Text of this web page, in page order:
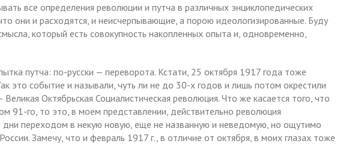
все определения революции и путча в различных энциклопедических
они и расходятся, и неисчерпывающие, а порою идеологизированные. Буду
который есть совокупность накопленных опыта и, одновременно,
путча: по-русски — переворота. Кстати, 25 октября 1917 года тоже
это событие и называли, чуть ли не до 30-х годов и лишь потом окрестили
Октябрьская Социалистическая революция. Что же касается того, что
91-го, то это, в моем представлении, действительно революция
переходом в некую новую, еще не названную и неведомую, но ощутимо
Замечу, что и февраль 1917 г., в отличие от октября, в моих глазах тоже